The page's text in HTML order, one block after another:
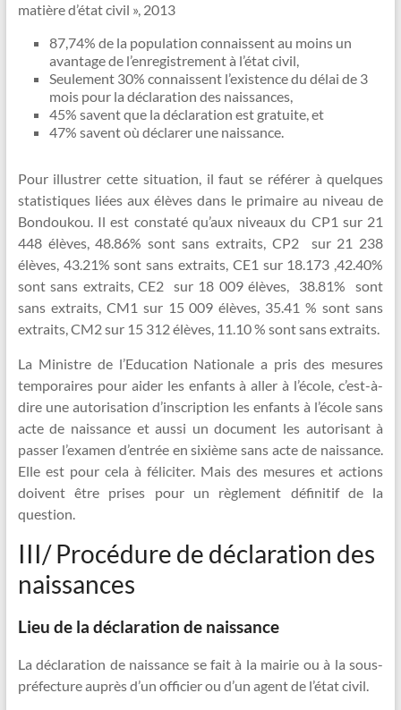
matière d’état civil », 2013
87,74% de la population connaissent au moins un
avantage de l’enregistrement à l’état civil,
Seulement 30% connaissent l’existence du délai de 3
mois pour la déclaration des naissances,
45% savent que la déclaration est gratuite, et
47% savent où déclarer une naissance.
Pour illustrer cette situation, il faut se référer à quelques
statistiques liées aux élèves dans le primaire au niveau de
Bondoukou. Il est constaté qu’aux niveaux du CP1 sur 21
448 élèves, 48.86% sont sans extraits, CP2 sur 21 238
élèves, 43.21% sont sans extraits, CE1 sur 18.173 ,42.40%
sont sans extraits, CE2 sur 18 009 élèves, 38.81% sont
sans extraits, CM1 sur 15 009 élèves, 35.41 % sont sans
extraits, CM2 sur 15 312 élèves, 11.10 % sont sans extraits.
La Ministre de l’Education Nationale a pris des mesures
temporaires pour aider les enfants à aller à l’école, c’est-à-
dire une autorisation d’inscription les enfants à l’école sans
acte de naissance et aussi un document les autorisant à
passer l’examen d’entrée en sixième sans acte de naissance.
Elle est pour cela à féliciter. Mais des mesures et actions
doivent être prises pour un règlement définitif de la
question.
III/ Procédure de déclaration des
naissances
Lieu de la déclaration de naissance
La déclaration de naissance se fait à la mairie ou à la sous-
préfecture auprès d’un officier ou d’un agent de l’état civil.